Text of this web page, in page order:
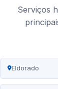
Serviços
Eldorado